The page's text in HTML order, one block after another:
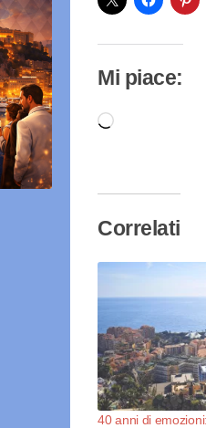
Mi piace:
Caricamento
Correlati
40 anni di